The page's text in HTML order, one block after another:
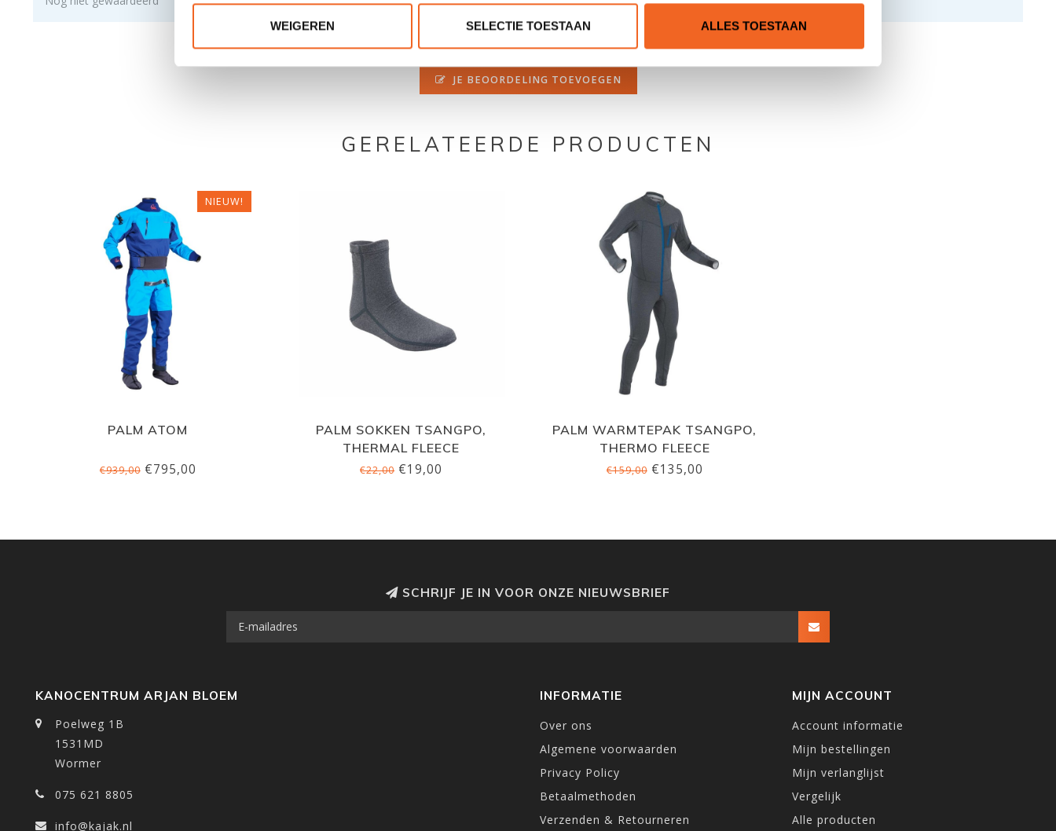
WEIGEREN SELECTIE TOESTAAN ALLES TOESTAAN
JE BEOORDELING TOEVOEGEN
GERELATEERDE PRODUCTEN
NIEUW!
PALM ATOM
€939,00€795,00
PALM SOKKEN TSANGPO,
THERMAL FLEECE
€22,00€19,00
PALM WARMTEPAK TSANGPO,
THERMO FLEECE
€159,00€135,00
SCHRIJF JE IN VOOR ONZE NIEUWSBRIEF
KANOCENTRUM ARJAN BLOEM
Poelweg 1B
1531MD
Wormer
075 621 8805
info@kajak.nl
INFORMATIE
Over ons
Algemene voorwaarden
Privacy Policy
Betaalmethoden
Verzenden & Retourneren
MIJN ACCOUNT
Account informatie
Mijn bestellingen
Mijn verlanglijst
Vergelijk
Alle producten